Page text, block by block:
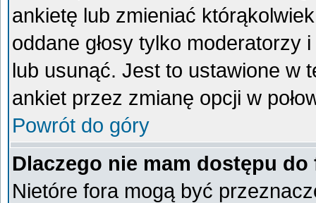
ankietę lub zmieniać
oddane głosy tylko moderatorzy
lub usunąć. Jest to ustawione w
ankiet przez zmianę opcji w
Powrót do góry
Dlaczego nie mam dostępu
Nietóre fora mogą być